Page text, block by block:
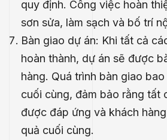
quy định. Công việc hoàn
sơn sửa, làm sạch và bố trí
Bàn giao dự án: Khi tất cả
hoàn thành, dự án sẽ được
hàng. Quá trình bàn giao
cuối cùng, đảm bảo rằng tất
được đáp ứng và khách
quả cuối cùng.